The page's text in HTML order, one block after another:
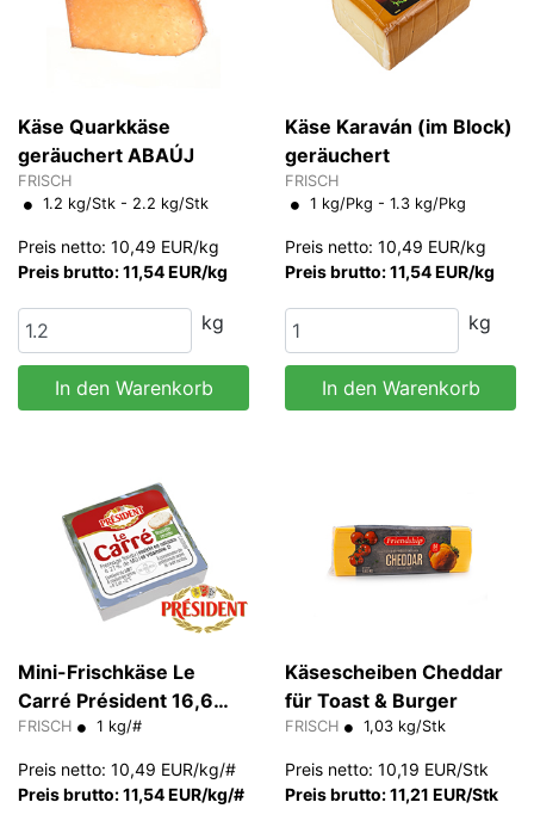
Käse Quarkkäse
geräuchert ABAÚJ
FRISCH
1.2 kg/Stk - 2.2 kg/Stk
Preis netto: 10,49 EUR/kg
Preis brutto: 11,54 EUR/kg
kg
In den Warenkorb
Käse Karaván (im Block)
geräuchert
FRISCH
1 kg/Pkg - 1.3 kg/Pkg
Preis netto: 10,49 EUR/kg
Preis brutto: 11,54 EUR/kg
kg
In den Warenkorb
Mini-Frischkäse Le
Carré Président 16,6
g/Stk
FRISCH 1 kg/#
Preis netto: 10,49 EUR/kg/#
Preis brutto: 11,54 EUR/kg/#
Käsescheiben Cheddar
für Toast & Burger
FRISCH 1,03 kg/Stk
Preis netto: 10,19 EUR/Stk
Preis brutto: 11,21 EUR/Stk